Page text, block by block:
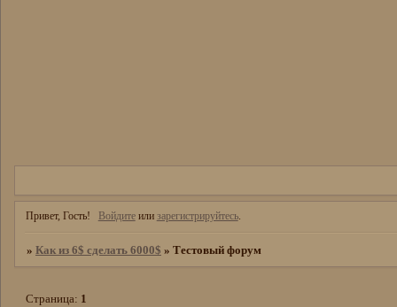
Привет, Гость! Войдитеили зарегистрируйтесь.
» Как из 6$ сделать 6000$ » Тестовый форум
Страница: 1